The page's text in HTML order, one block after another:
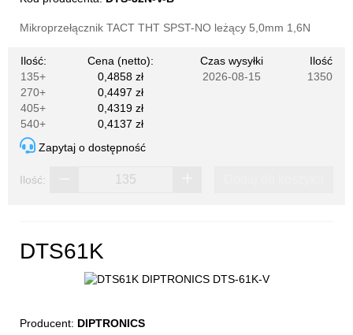
Mikroprzełącznik TACT THT SPST-NO leżący 5,0mm 1,6N
Ilość:
Cena (netto):
135+
0,4858 zł
270+
0,4497 zł
405+
0,4319 zł
540+
0,4137 zł
Czas wysyłki
Ilość
2026-08-15
1350
Zapytaj o dostępność
Ilość:
DTS61K
Producent: DIPTRONICS